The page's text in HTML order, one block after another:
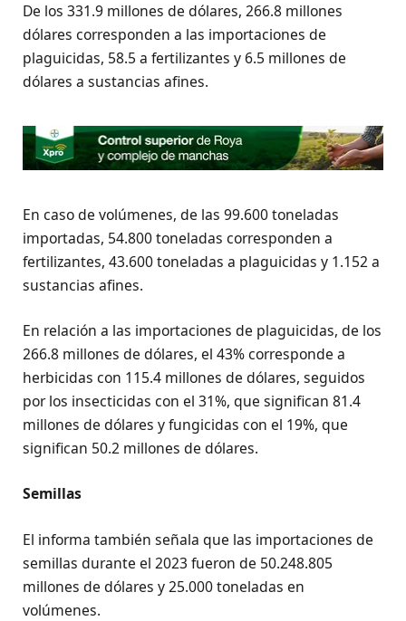
De los 331.9 millones de dólares, 266.8 millones
dólares corresponden a las importaciones de
plaguicidas, 58.5 a fertilizantes y 6.5 millones de
dólares a sustancias afines.
En caso de volúmenes, de las 99.600 toneladas
importadas, 54.800 toneladas corresponden a
fertilizantes, 43.600 toneladas a plaguicidas y 1.152 a
sustancias afines.
En relación a las importaciones de plaguicidas, de los
266.8 millones de dólares, el 43% corresponde a
herbicidas con 115.4 millones de dólares, seguidos
por los insecticidas con el 31%, que significan 81.4
millones de dólares y fungicidas con el 19%, que
significan 50.2 millones de dólares.
Semillas
El informa también señala que las importaciones de
semillas durante el 2023 fueron de 50.248.805
millones de dólares y 25.000 toneladas en
volúmenes.